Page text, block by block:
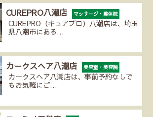
CUREPRO八潮店 マッサージ・整体院
CUREPRO（キュアプロ）八潮店は、埼玉
県八潮市にある…
カークスヘア八潮店 美容室・美容院
カークスヘア八潮店は、事前予約なしで
もお気軽にご…